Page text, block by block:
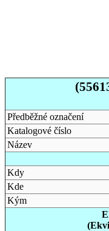
Předběžné označení
Katalogové číslo
Název
Kdy
Kde
Kým